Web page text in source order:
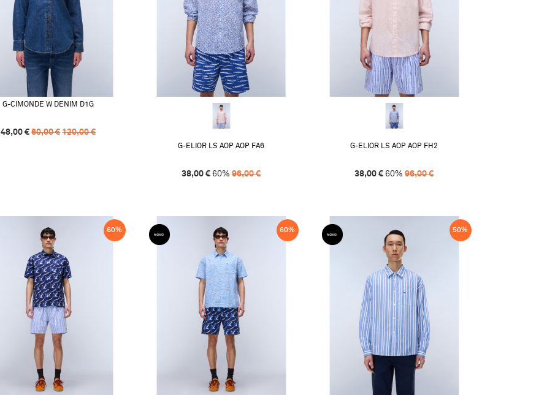
G-CIMONDE W DENIM D1G
48,00€ 60,00€ 120,00€
G-ELIOR LS AOP AOP FA6
38,00€ 60% 96,00€
G-ELIOR LS AOP AOP FH2
38,00€ 60% 96,00€
60% 60% 50%